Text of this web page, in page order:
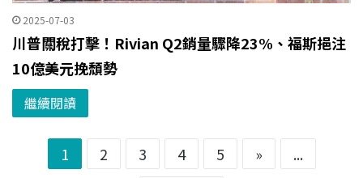
2025-07-03
川普關稅打擊！Rivian Q2銷量驟降23%、福斯挹注
10億美元挽頹勢
繼續閱讀
1 2 3 4 5 »
...